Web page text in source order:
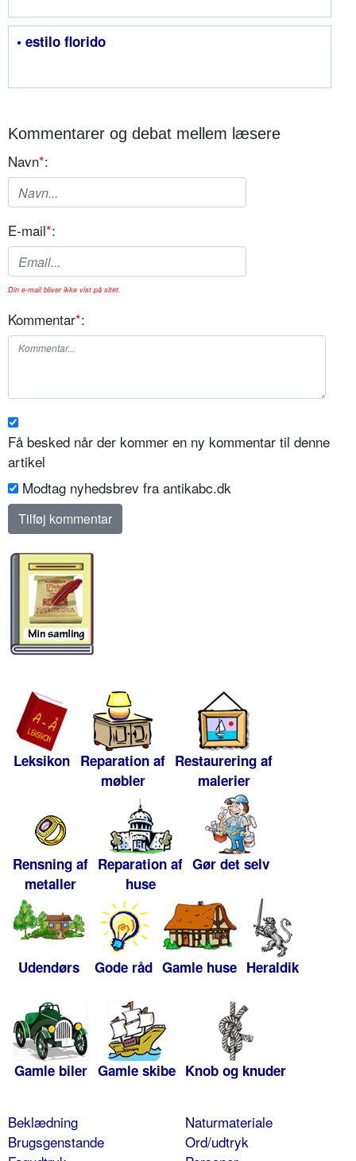
• estilo florido
Kommentarer og debat mellem læsere
Navn*:
E-mail*:
Din e-mail bliver ikke vist på sitet.
Kommentar*:
Få besked når der kommer en ny kommentar til denne
artikel
Modtag nyhedsbrev fra antikabc.dk
Leksikon Reparation af
møbler
Restaurering af
malerier
Rensning af
metaller
Reparation af
huse
Gør det selv
Udendørs Gode råd Gamle huse Heraldik
Gamle biler Gamle skibe Knob og knuder
Beklædning
Brugsgenstande
Naturmateriale
Ord/udtryk